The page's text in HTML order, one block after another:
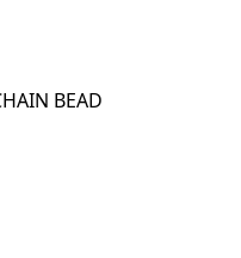
BEAD